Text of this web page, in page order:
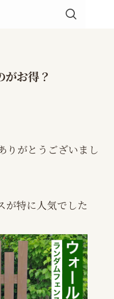
がお得？
りがとうございまし
が特に人気でした